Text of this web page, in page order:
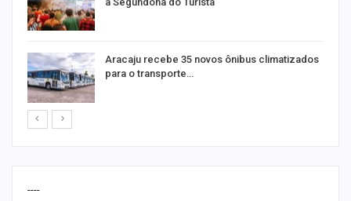
Aracaju recebe 35 novos ônibus climatizados
para o transporte…
----